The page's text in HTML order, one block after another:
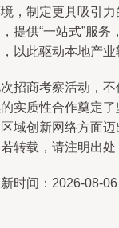
，制定更具吸引
提供“一站式”服
以此驱动本地产业
招商考察活动，
实质性合作奠定
域创新网络方面迈
转载，请注明出处
时间：2026-08-